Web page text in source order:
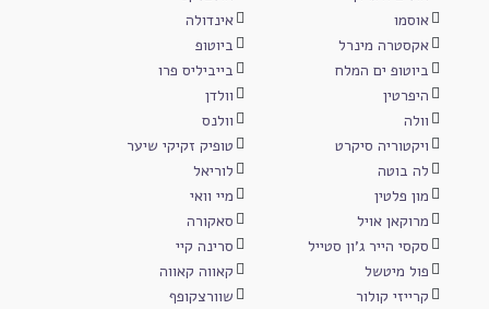
אוסמו
אינדולה
אקסטרה מינרל
ביוטופ
ביוטופ ים המלח
בייביליס פרו
היפרטין
וולדן
וולה
וולנס
ויקטוריה סיקרט
טופיק זקיקי שיער
לה בוטה
לוריאל
מון פלטין
מיי וואי
מרוקאן אויל
סאקורה
סקסי הייר ג'ון סטייל
סרינה קיי
פול מיטשל
קאווה קאווה
קרייזי קולור
שוורצקופף